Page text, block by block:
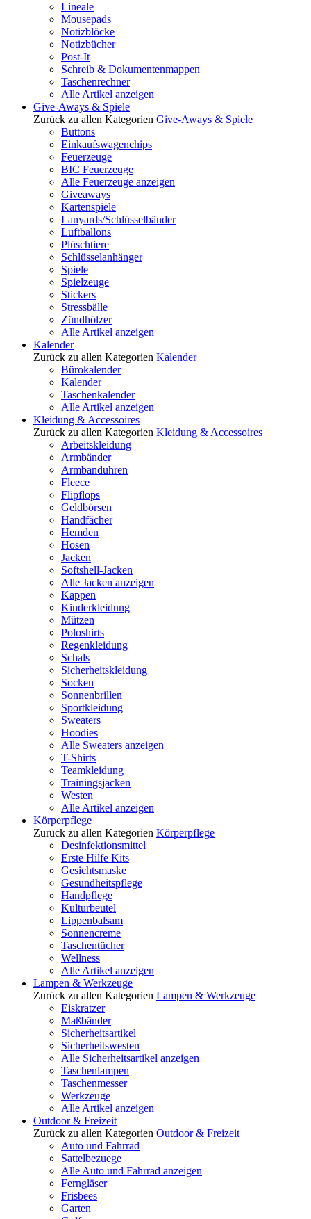
Lineale
Mousepads
Notizblöcke
Notizbücher
Post-It
Schreib & Dokumentenmappen
Taschenrechner
Alle Artikel anzeigen
Give-Aways & Spiele
Zurück zu allen Kategorien Give-Aways & Spiele
Buttons
Einkaufswagenchips
Feuerzeuge
BIC Feuerzeuge
Alle Feuerzeuge anzeigen
Giveaways
Kartenspiele
Lanyards/Schlüsselbänder
Luftballons
Plüschtiere
Schlüsselanhänger
Spiele
Spielzeuge
Stickers
Stressbälle
Zündhölzer
Alle Artikel anzeigen
Kalender
Zurück zu allen Kategorien Kalender
Bürokalender
Kalender
Taschenkalender
Alle Artikel anzeigen
Kleidung & Accessoires
Zurück zu allen Kategorien Kleidung & Accessoires
Arbeitskleidung
Armbänder
Armbanduhren
Fleece
Flipflops
Geldbörsen
Handfächer
Hemden
Hosen
Jacken
Softshell-Jacken
Alle Jacken anzeigen
Kappen
Kinderkleidung
Mützen
Poloshirts
Regenkleidung
Schals
Sicherheitskleidung
Socken
Sonnenbrillen
Sportkleidung
Sweaters
Hoodies
Alle Sweaters anzeigen
T-Shirts
Teamkleidung
Trainingsjacken
Westen
Alle Artikel anzeigen
Körperpflege
Zurück zu allen Kategorien Körperpflege
Desinfektionsmittel
Erste Hilfe Kits
Gesichtsmaske
Gesundheitspflege
Handpflege
Kulturbeutel
Lippenbalsam
Sonnencreme
Taschentücher
Wellness
Alle Artikel anzeigen
Lampen & Werkzeuge
Zurück zu allen Kategorien Lampen & Werkzeuge
Eiskratzer
Maßbänder
Sicherheitsartikel
Sicherheitswesten
Alle Sicherheitsartikel anzeigen
Taschenlampen
Taschenmesser
Werkzeuge
Alle Artikel anzeigen
Outdoor & Freizeit
Zurück zu allen Kategorien Outdoor & Freizeit
Auto und Fahrrad
Sattelbezuege
Alle Auto und Fahrrad anzeigen
Ferngläser
Frisbees
Garten